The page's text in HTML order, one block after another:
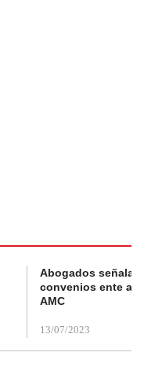
Abogados
convenios ente
AMC
13/07/2023